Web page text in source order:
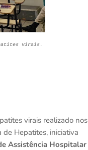
virais.
virais realizado nos
Hepatites, iniciativa
Assistência Hospitalar